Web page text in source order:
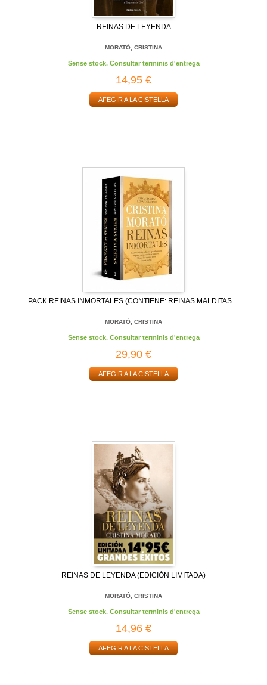
REINAS DE LEYENDA
MORATÓ, CRISTINA
Sense stock. Consultar terminis d'entrega
14,95 €
AFEGIR A LA CISTELLA
PACK REINAS INMORTALES (CONTIENE: REINAS MALDITAS ...
MORATÓ, CRISTINA
Sense stock. Consultar terminis d'entrega
29,90 €
AFEGIR A LA CISTELLA
REINAS DE LEYENDA (EDICIÓN LIMITADA)
MORATÓ, CRISTINA
Sense stock. Consultar terminis d'entrega
14,96 €
AFEGIR A LA CISTELLA